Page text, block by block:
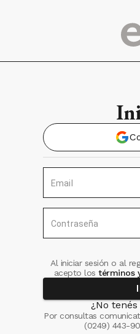
Email
Contraseña
Al iniciar sesión o al
acepto los términos
¿No
Por consultas
(0249) 443-